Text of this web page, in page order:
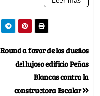
Round a favor de los dueños
del lujoso edificio Peñas
Blancas contra la
constructora Escalar